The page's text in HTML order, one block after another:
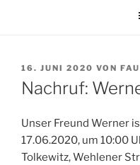
VERÖFFENTLICHT
AM
16. JUNI 2020 VON
Nachruf:
Unser Freund Werner
17.06.2020, um 10:00
Tolkewitz, Wehlener